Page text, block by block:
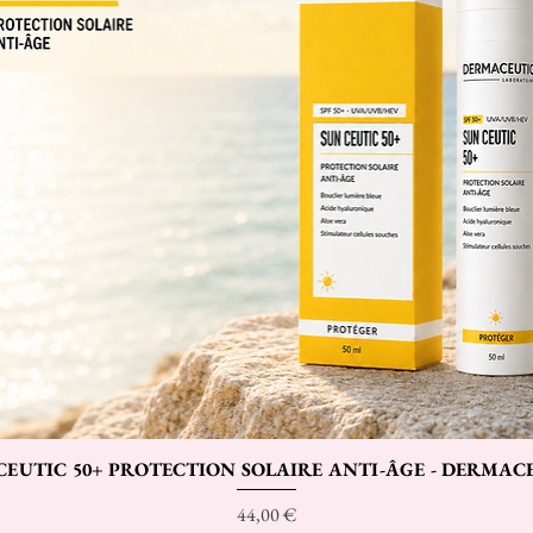
Aperçu rapide
50+ PROTECTION SOLAIRE ANTI-ÂGE -
Prix
44,00 €